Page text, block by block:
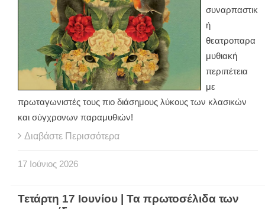
συναρπαστικ
ή
θεατροπαρα
μυθιακή
περιπέτεια
με
πρωταγωνιστές τους πιο διάσημους λύκους των κλασικών
και σύγχρονων παραμυθιών!
Διαβάστε Περισσότερα
17 Ιούνιος 2026
Τετάρτη 17 Ιουνίου | Τα πρωτοσέλιδα των